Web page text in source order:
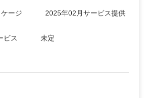
ケージ 2025年02月サービス提供
ービス 未定